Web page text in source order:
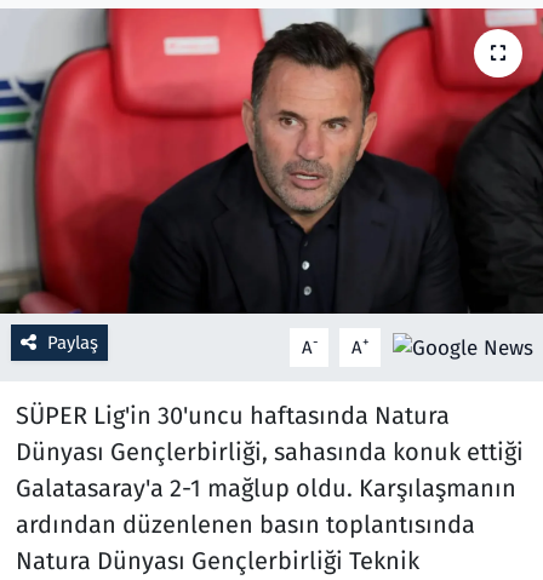
Paylaş A- A+
SÜPER Lig'in 30'uncu haftasında Natura
Dünyası Gençlerbirliği, sahasında konuk ettiği
Galatasaray'a 2-1 mağlup oldu. Karşılaşmanın
ardından düzenlenen basın toplantısında
Natura Dünyası Gençlerbirliği Teknik
Oyun
Ramazan
Resmi İlanlar
Rüya Tabirleri
Savunma Sanayi
Seçim 2023
Spor
Teknoloji ve Bilim